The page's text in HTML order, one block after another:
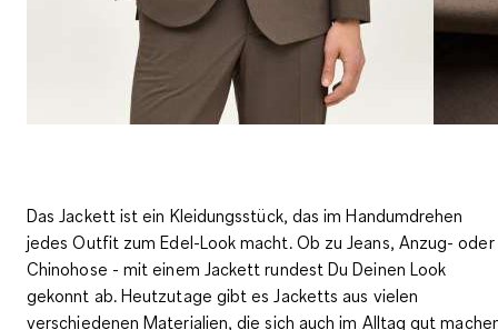
Das Jackett ist ein Kleidungsstück, das im Handumdrehen
jedes Outfit zum Edel-Look macht. Ob zu Jeans, Anzug- oder
Chinohose - mit einem Jackett rundest Du Deinen Look
gekonnt ab. Heutzutage gibt es Jacketts aus vielen
verschiedenen Materialien, die sich auch im Alltag gut